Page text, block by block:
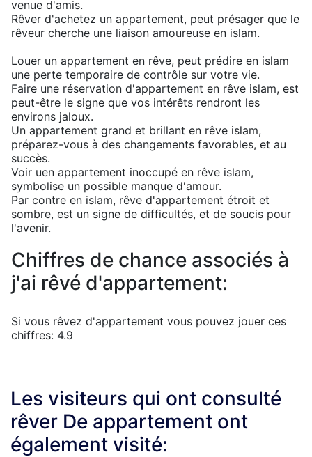
venue d'amis.
Rêver d'achetez un appartement, peut présager que le
rêveur cherche une liaison amoureuse en islam.
Louer un appartement en rêve, peut prédire en islam
une perte temporaire de contrôle sur votre vie.
Faire une réservation d'appartement en rêve islam, est
peut-être le signe que vos intérêts rendront les
environs jaloux.
Un appartement grand et brillant en rêve islam,
préparez-vous à des changements favorables, et au
succès.
Voir uen appartement inoccupé en rêve islam,
symbolise un possible manque d'amour.
Par contre en islam, rêve d'appartement étroit et
sombre, est un signe de difficultés, et de soucis pour
l'avenir.
Chiffres de chance associés à
j'ai rêvé d'appartement:
Si vous rêvez d'appartement vous pouvez jouer ces
chiffres: 4.9
Les visiteurs qui ont consulté
rêver De appartement ont
également visité: